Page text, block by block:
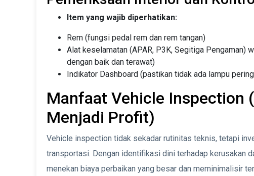
Item yang wajib diperhatikan:
Rem (fungsi pedal rem dan rem tangan)
Alat keselamatan (APAR, P3K, Segitiga Pengaman)
dengan baik dan terawat)
Indikator Dashboard (pastikan tidak ada lampu
Manfaat Vehicle Inspection
Menjadi Profit)
Vehicle inspection tidak sekadar rutinitas teknis, tetapi
transportasi. Dengan identifikasi dini terhadap kerusakan
menekan biaya perbaikan yang besar dan meminimalisir